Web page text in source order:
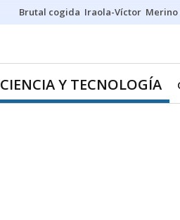
Brutal cogida Iraola-Víctor
CIENCIA Y TECNOLOGÍA